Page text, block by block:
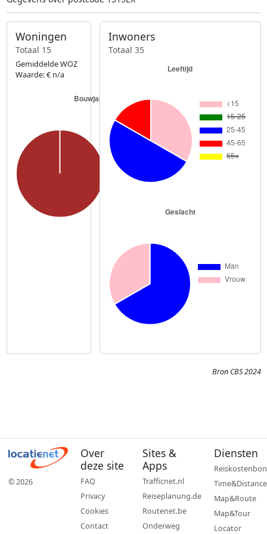
Woningen
Totaal 15
Gemiddelde WOZ
Waarde: € n/a
Inwoners
Totaal 35
Bron CBS 2024
© 2026
Over
deze site
FAQ
Privacy
Cookies
Contact
Sites &
Apps
Trafficnet.nl
Reiseplanung.de
Routenet.be
Onderweg
Diensten
Reiskostenbon
Time&Distance
Map&Route
Map&Tour
Locator